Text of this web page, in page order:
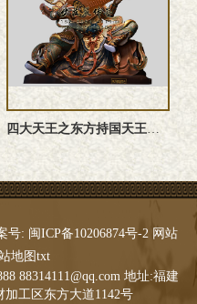
四大天王之东方持国天王​佛像
号: 闽ICP备10206874号-2 网站
地图txt
88314111@qq.com 地址:福建
工区东方大道1142号